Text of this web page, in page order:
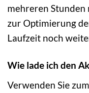
mehreren Stunden
zur Optimierung
Laufzeit noch
Wie lade ich den
Verwenden Sie